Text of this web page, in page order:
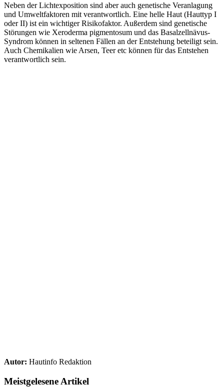
Neben der Lichtexposition sind aber auch genetische Veranlagung
und Umweltfaktoren mit verantwortlich. Eine helle Haut (Hauttyp I
oder II) ist ein wichtiger Risikofaktor. Außerdem sind genetische
Störungen wie Xeroderma pigmentosum und das Basalzellnävus-
Syndrom können in seltenen Fällen an der Entstehung beteiligt sein.
Auch Chemikalien wie Arsen, Teer etc können für das Entstehen
verantwortlich sein.
Autor: Hautinfo Redaktion
Meistgelesene Artikel